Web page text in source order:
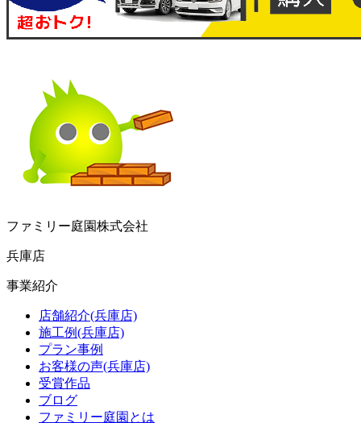
ファミリー庭園株式会社
兵庫店
事業紹介
店舗紹介(兵庫店)
施工例(兵庫店)
プラン事例
お客様の声(兵庫店)
受賞作品
ブログ
ファミリー庭園とは